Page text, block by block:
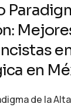
en
de la